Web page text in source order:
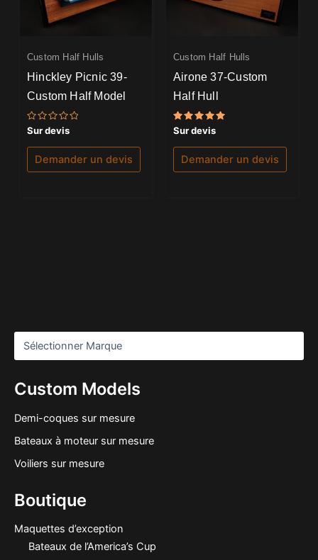
Custom Models
Demi-coques sur mesure
Bateaux à moteur sur mesure
Voiliers sur mesure
Boutique
Maquettes d’exception
Bateaux de l’America’s Cup
Custom Half Hulls
Hinckley Picnic 39-
Custom Half Model
Note
0
sur
Sur devis
Demander un devis
Custom Half Hulls
Airone 37-Custom
Half Hull
Note
5.00
sur 5
Sur devis
Demander un devis